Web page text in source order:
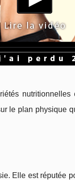
le plan physique
Elle est réputée